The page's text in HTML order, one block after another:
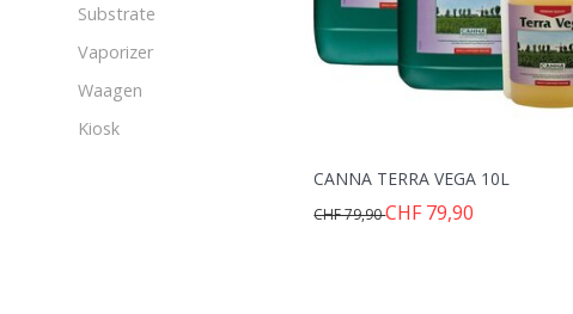
Substrate
Vaporizer
Waagen
Kiosk
CANNA TERRA VEGA 10L
CHF 79,90CHF 79,90